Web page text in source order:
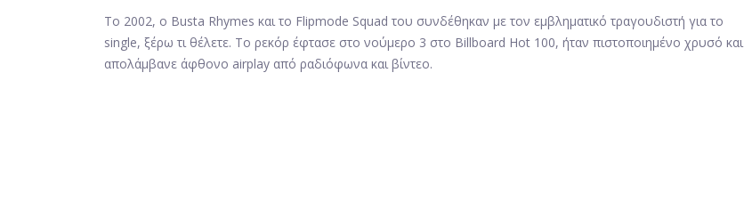
Το 2002, ο Busta Rhymes και το Flipmode Squad του συνδέθηκαν με τον εμβληματικό τραγουδιστή για το
single, ξέρω τι θέλετε. Το ρεκόρ έφτασε στο νούμερο 3 στο Billboard Hot 100, ήταν πιστοποιημένο χρυσό και
απολάμβανε άφθονο airplay από ραδιόφωνα και βίντεο.